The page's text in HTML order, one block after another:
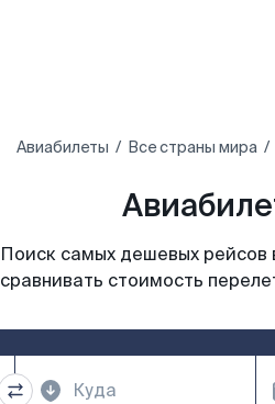
Авиабилеты Все страны мира
Поиск самых дешевых рейсов
сравнивать стоимость